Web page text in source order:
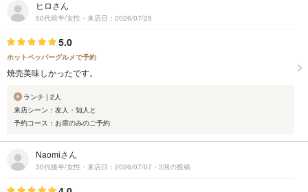
ヒロさん
50代前半/女性・来店日：2026/07/25
5.0
ホットペッパーグルメで予約
焼売美味しかったです。
ランチ | 2人
来店シーン：友人・知人と
予約コース：お席のみのご予約
Naomiさん
30代後半/女性・来店日：2026/07/07・3回の投稿